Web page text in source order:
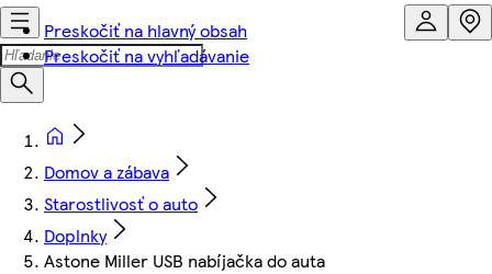
Preskočiť na hlavný obsah
Preskočiť na vyhľadávanie
Domov a zábava
Starostlivosť o auto
Doplnky
Astone Miller USB nabíjačka do auta